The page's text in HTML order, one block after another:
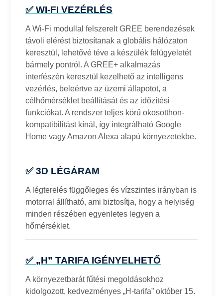
✅ WI-FI VEZÉRLÉS
A Wi-Fi modullal felszerelt GREE berendezések
távoli elérést biztosítanak a globális hálózaton
keresztül, lehetővé téve a készülék felügyeletét
bármely pontról. A GREE+ alkalmazás
interfészén keresztül kezelhető az intelligens
vezérlés, beleértve az üzemi állapotot, a
célhőmérséklet beállítását és az időzítési
funkciókat. A rendszer teljes körű okosotthon-
kompatibilitást kínál, így integrálható Google
Home vagy Amazon Alexa alapú környezetekbe.
✅ 3D LÉGÁRAM
A légterelés függőleges és vízszintes irányban is
motorral állítható, ami biztosítja, hogy a helyiség
minden részében egyenletes legyen a
hőmérséklet.
✅ „H” TARIFA IGÉNYELHETŐ
A környezetbarát fűtési megoldásokhoz
kidolgozott, kedvezményes „H-tarifa” október 15.